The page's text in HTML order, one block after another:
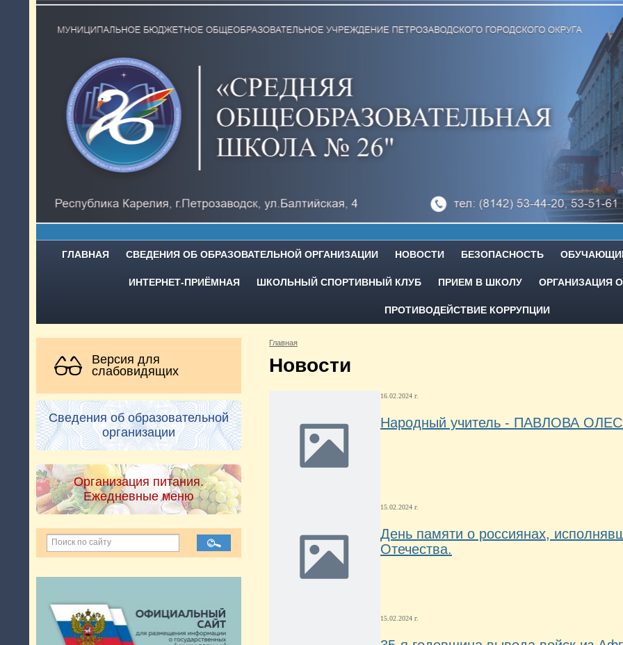
ГЛАВНАЯ СВЕДЕНИЯ ОБ ОБРАЗОВАТЕЛЬНОЙ ОРГАНИЗАЦИИ НОВОСТИ БЕЗОПАСНОСТЬ
ИНТЕРНЕТ-ПРИЁМНАЯ ШКОЛЬНЫЙ СПОРТИВНЫЙ КЛУБ ПРИЕМ В ШКОЛУ ОРГАНИЗАЦИЯ
ПРОТИВОДЕЙСТВИЕ КОРРУПЦИИ
Версия для
слабовидящих
Сведения об образовательной
организации
Организация питания.
Ежедневные меню
Главная
Новости
16.02.2024 г.
Народный учитель - ПАВЛОВА
15.02.2024 г.
День памяти о россиянах,
Отечества.
15.02.2024 г.